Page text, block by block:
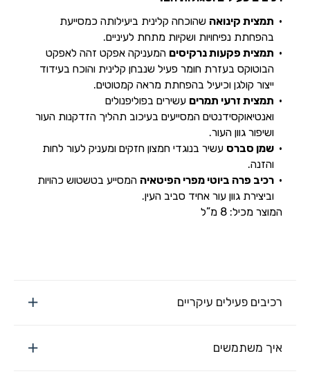
תמצית קינואה שהוכחה קלינית ביעילותה כמסייעת
בהפחתת נפיחויות ושקיות מתחת לעיניים.
תמצית פקעות נרקיסים המעניקה אפקט זהה לאפקט
הבוטוקס בעזרת חומר פעיל שנבחן קלינית והוכח בעידוד
ייצור קולגן וכיעיל בהפחתת מראה קמטוטים.
תמצית זרעי תמרים עשירים בפוליפנולים
ואנטיאוקסידנטים המסייעים בעיכוב תהליך הזדקנות העור
ושיפור גוון העור.
שמן סברס עשיר בנוגדי חמצון חזקים ומעניק לעור לחות
והזנה.
רכיב פרה ביוטי מפרי הפיטאיה המסייע בטשטוש כהויות
וביצירת גוון עור אחיד סביב העין.
המוצר מכיל: 8 מ”ל
רכיבים פעילים עיקריים
איך משתמשים